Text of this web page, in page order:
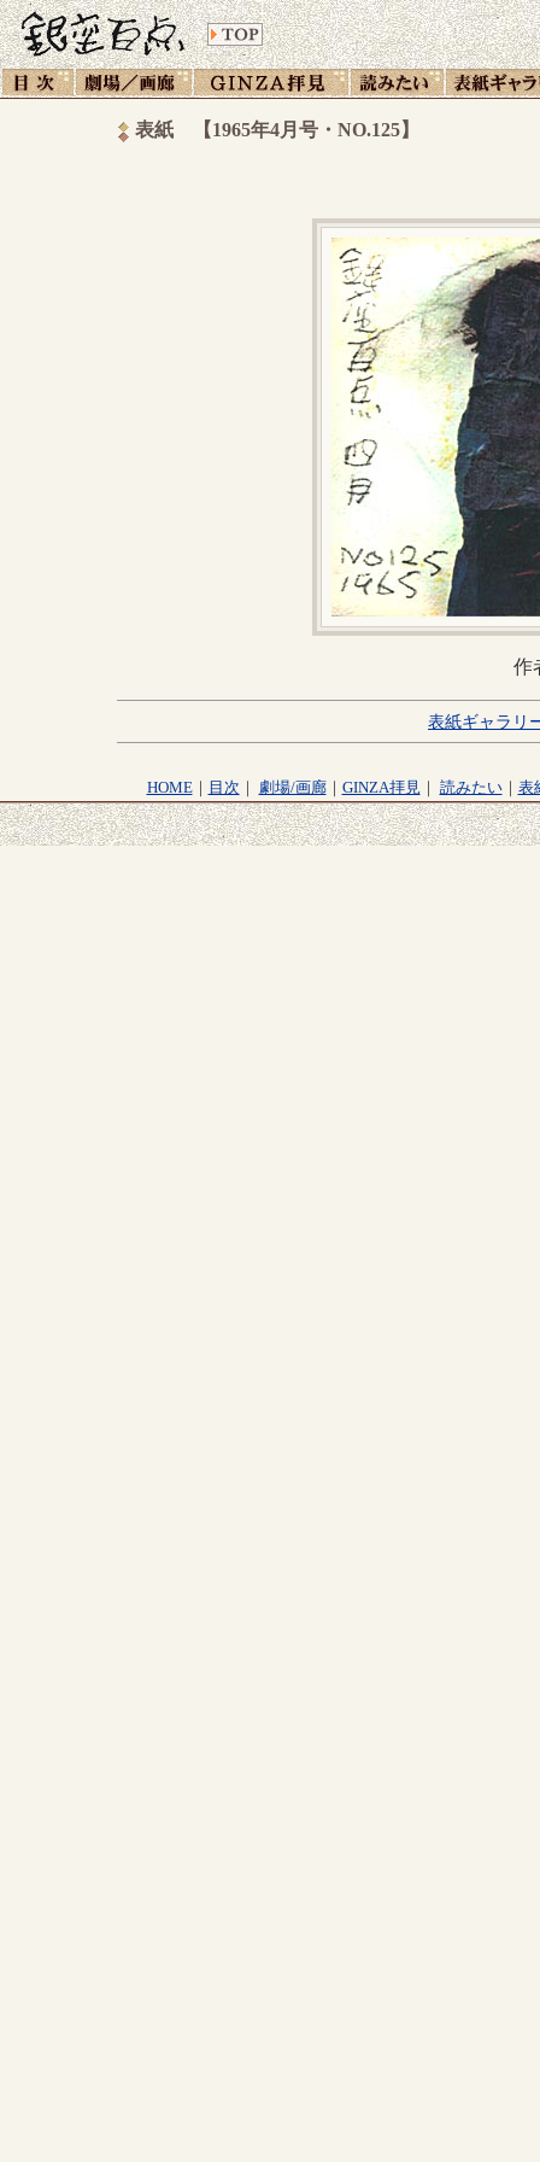
表紙 【1965年4月号・NO.125】
作
表紙ギャラリ
HOME｜ 目次 ｜ 劇場/画廊｜ GINZA拝見｜ 読みたい｜ 表